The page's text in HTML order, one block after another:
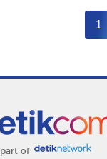
1
part of